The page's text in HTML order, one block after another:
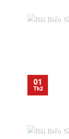
01
Th2